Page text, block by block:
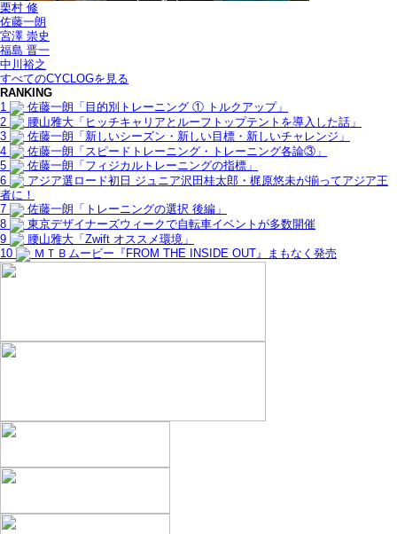
栗村 修
佐藤一朗
宮澤 崇史
福島 晋一
中川裕之
すべてのCYCLOGを見る
RANKING
1
佐藤一朗「目的別トレーニング ① トルクアップ」
2
腰山雅大「ヒッチキャリアとルーフトップテントを導入した話」
3
佐藤一朗「新しいシーズン・新しい目標・新しいチャレンジ」
4
佐藤一朗「スピードトレーニング・トレーニング各論③」
5
佐藤一朗「フィジカルトレーニングの指標」
6
アジア選ロード初日 ジュニア沢田桂太郎・梶原悠未が揃ってアジア王
者に！
7
佐藤一朗「トレーニングの選択 後編」
8
東京デザイナーズウィークで自転車イベントが多数開催
9
腰山雅大「Zwift オススメ環境」
10
ＭＴＢムービー『FROM THE INSIDE OUT』まもなく発売